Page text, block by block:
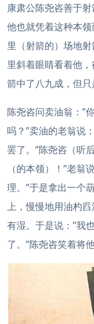
康肃公陈尧咨善于
他也就凭着这种本
里（射箭的）场地
里斜着眼睛看着他
箭中了八九成，但只
陈尧咨问卖油翁：”
吗？”卖油的老翁说
罢了。”陈尧咨（听
（的本领）！”老
理。”于是拿出一个
上，慢慢地用油杓
有湿。于是说：”我
了。”陈尧咨笑着将